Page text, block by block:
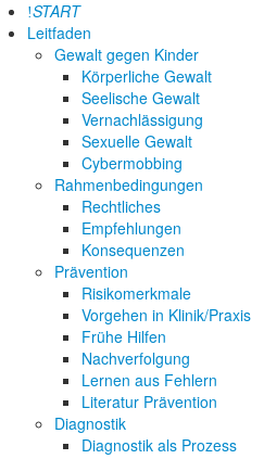
START
Leitfaden
Gewalt gegen Kinder
Körperliche Gewalt
Seelische Gewalt
Vernachlässigung
Sexuelle Gewalt
Cybermobbing
Rahmenbedingungen
Rechtliches
Empfehlungen
Konsequenzen
Prävention
Risikomerkmale
Vorgehen in Klinik/Praxis
Frühe Hilfen
Nachverfolgung
Lernen aus Fehlern
Literatur Prävention
Diagnostik
Diagnostik als Prozess